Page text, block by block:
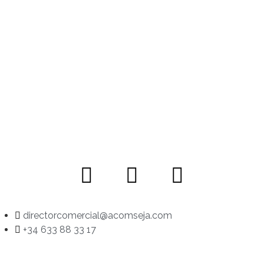
directorcomercial@acomseja.com
+34 633 88 33 17